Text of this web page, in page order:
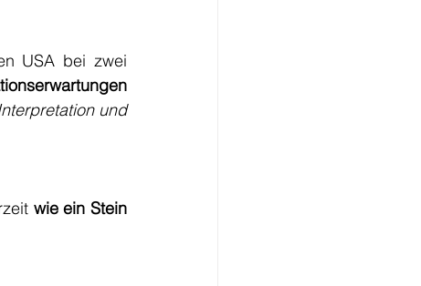
USA bei zwei
und
wie ein Stein